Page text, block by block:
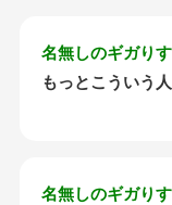
名無しのギガり
もっとこういう
名無しのギガり